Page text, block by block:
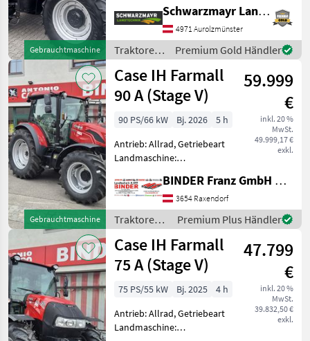
Gebrauchtmaschine
Plattform: Kabine,
Zapfwellendrehzahl:
540E/1000/1000E,
Höchstgeschwindigkeit in
km/h: 50 km/h, Aufladung:
Schwarzmayr Landtechnik GmbH - Aurolzmünster
4971 Aurolzmünster
Traktoren
/ Case IH
Premium Gold Händler
Gebrauchtmaschine
Case IH Farmall
90 A (Stage V)
59.999
€
inkl. 20 %
MwSt.
49.999,17 €
exkl.
90 PS/66 kW Bj. 2026
5 h
Antrieb: Allrad, Getriebeart
Landmaschine:
Kabine,
Zapfwellendrehzahl:
540/540E,
Höchstgeschwindigkeit in
km/h: 40 km/h, Aufladung:
Turbolader
BINDER Franz GmbH & CoKG
3654 Raxendorf
Traktoren /
Case IH
Premium Plus Händler
Case IH Farmall
75 A (Stage V)
47.799
€
inkl. 20 %
MwSt.
39.832,50 €
exkl.
75 PS/55 kW Bj. 2025
4 h
Antrieb: Allrad, Getriebeart
Landmaschine: